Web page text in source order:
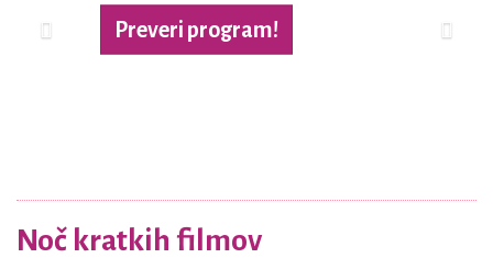
Preveri program!
Noč kratkih filmov